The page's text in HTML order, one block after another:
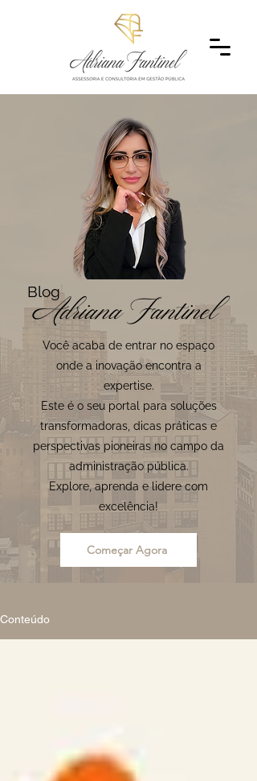
Blog
Adriana Fantinel
Você acaba de entrar no espaço
onde a inovação encontra a
expertise.
Este é o seu portal para soluções
transformadoras, dicas práticas e
perspectivas pioneiras no campo da
administração pública.
Explore, aprenda e lidere com
excelência!
Começar Agora
Conteúdo